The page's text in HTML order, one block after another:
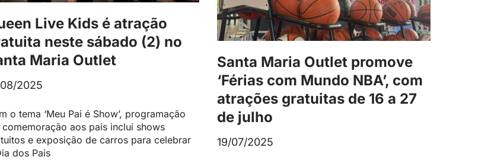
Live Kids é atração
neste sábado (2) no
Maria Outlet
2025
o tema ‘Meu Pai é Show’, programação
comemoração aos pais inclui shows
e exposição de carros para celebrar
dos Pais
Santa Maria Outlet promove
‘Férias com Mundo NBA’, com
atrações gratuitas de 16 a 27
de julho
19/07/2025